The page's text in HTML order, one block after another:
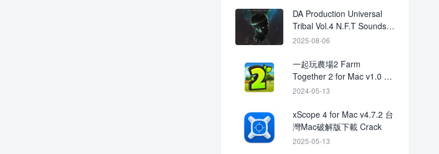
DA Production Universal
Tribal Vol.4 N.F.T Sounds
WAV
2025-08-06
一起玩農場2 Farm
Together 2 for Mac v1.0 直
裝版下載 crack
2024-05-13
xScope 4 for Mac v4.7.2 台
灣Mac破解版下載 Crack
2025-05-13